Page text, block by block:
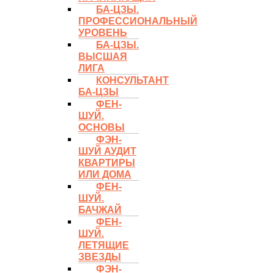
БА-ЦЗЫ.
ПРОФЕССИОНАЛЬНЫЙ
УРОВЕНЬ
БА-ЦЗЫ.
ВЫСШАЯ
ЛИГА
КОНСУЛЬТАНТ
БА-ЦЗЫ
ФЕН-
ШУЙ.
ОСНОВЫ
ФЭН-
ШУЙ АУДИТ
КВАРТИРЫ
ИЛИ ДОМА
ФЕН-
ШУЙ.
БАЧЖАЙ
ФЕН-
ШУЙ.
ЛЕТЯЩИЕ
ЗВЕЗДЫ
ФЭН-